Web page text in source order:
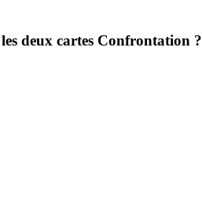
deux cartes Confrontation ?